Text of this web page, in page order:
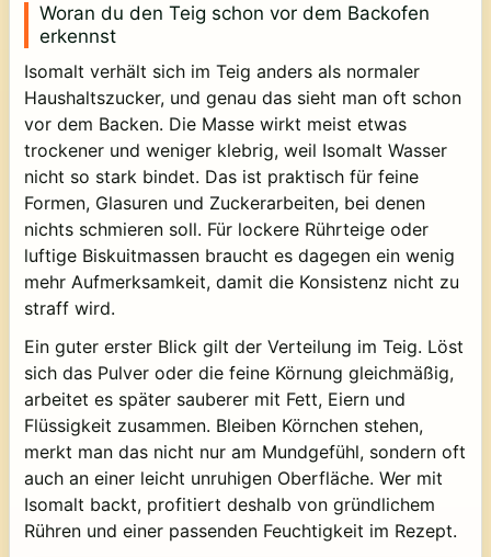
Woran du den Teig schon vor dem Backofen
erkennst
Isomalt verhält sich im Teig anders als normaler
Haushaltszucker, und genau das sieht man oft schon
vor dem Backen. Die Masse wirkt meist etwas
trockener und weniger klebrig, weil Isomalt Wasser
nicht so stark bindet. Das ist praktisch für feine
Formen, Glasuren und Zuckerarbeiten, bei denen
nichts schmieren soll. Für lockere Rührteige oder
luftige Biskuitmassen braucht es dagegen ein wenig
mehr Aufmerksamkeit, damit die Konsistenz nicht zu
straff wird.
Ein guter erster Blick gilt der Verteilung im Teig. Löst
sich das Pulver oder die feine Körnung gleichmäßig,
arbeitet es später sauberer mit Fett, Eiern und
Flüssigkeit zusammen. Bleiben Körnchen stehen,
merkt man das nicht nur am Mundgefühl, sondern oft
auch an einer leicht unruhigen Oberfläche. Wer mit
Isomalt backt, profitiert deshalb von gründlichem
Rühren und einer passenden Feuchtigkeit im Rezept.